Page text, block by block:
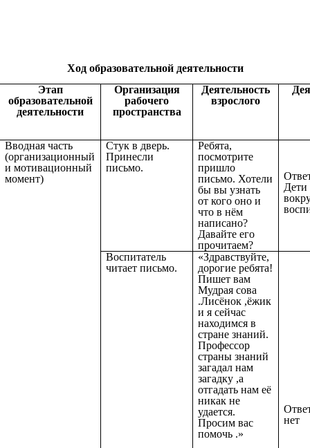
Ход образовательной деятельности
Этап
образовательной
деятельности
Организация
рабочего
пространства
Деятельность
взрослого
Вводная часть
(организационный
и мотивационный
момент)
Стук в дверь.
Принесли
письмо.
Ребята,
посмотрите
пришло
письмо. Хотели
бы вы узнать
от кого оно и
что в нём
написано?
Давайте его
прочитаем?
Дети
Воспитатель
читает письмо.
«Здравствуйте,
дорогие ребята!
Пишет вам
Мудрая сова
.Лисёнок ,ёжик
и я сейчас
находимся в
стране знаний.
Профессор
страны знаний
загадал нам
загадку ,а
отгадать нам её
никак не
удается.
Просим вас
помочь .»
нет